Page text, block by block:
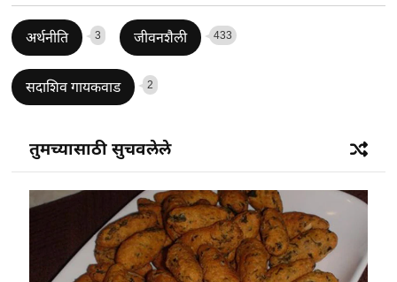
अर्थनीति 3 जीवनशैली 433
सदाशिव गायकवाड 2
तुमच्यासाठी सुचवलेले